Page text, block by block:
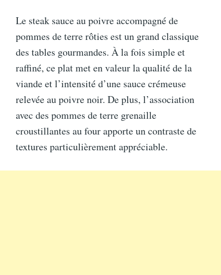
Le steak sauce au poivre accompagné de
pommes de terre rôties est un grand classique
des tables gourmandes. À la fois simple et
raffiné, ce plat met en valeur la qualité de la
viande et l’intensité d’une sauce crémeuse
relevée au poivre noir. De plus, l’association
avec des pommes de terre grenaille
croustillantes au four apporte un contraste de
textures particulièrement appréciable.